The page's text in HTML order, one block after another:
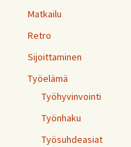
Matkailu
Retro
Sijoittaminen
Työelämä
Työhyvinvointi
Työnhaku
Työsuhdeasiat